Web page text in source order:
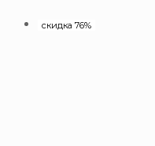
скидка 76%